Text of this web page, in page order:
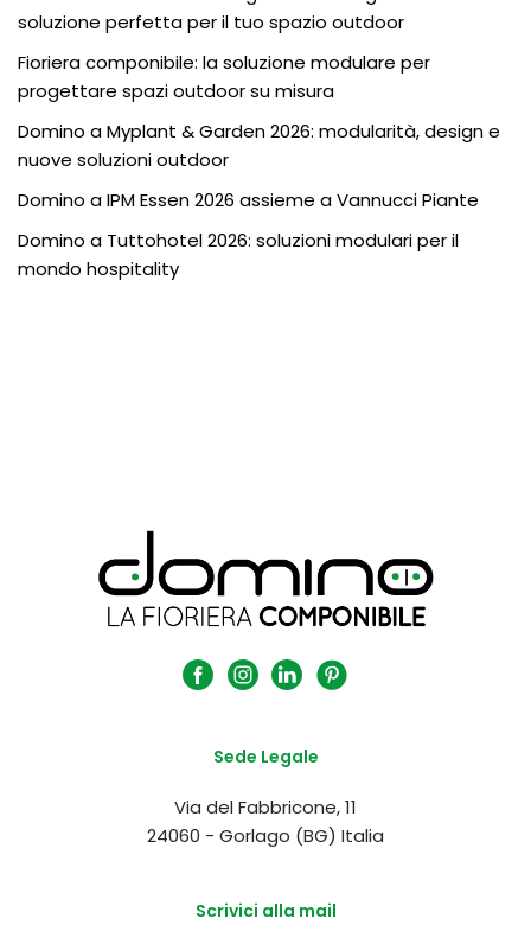
soluzione perfetta per il tuo spazio outdoor
Fioriera componibile: la soluzione modulare per
progettare spazi outdoor su misura
Domino a Myplant & Garden 2026: modularità, design e
nuove soluzioni outdoor
Domino a IPM Essen 2026 assieme a Vannucci Piante
Domino a Tuttohotel 2026: soluzioni modulari per il
mondo hospitality
Sede Legale
Via del Fabbricone, 11
24060 - Gorlago (BG) Italia
Scrivici alla mail